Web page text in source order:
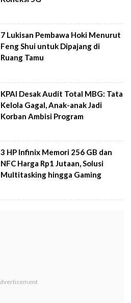
7 Lukisan Pembawa Hoki Menurut
Feng Shui untuk Dipajang di
Ruang Tamu
KPAI Desak Audit Total MBG: Tata
Kelola Gagal, Anak-anak Jadi
Korban Ambisi Program
3 HP Infinix Memori 256 GB dan
NFC Harga Rp1 Jutaan, Solusi
Multitasking hingga Gaming